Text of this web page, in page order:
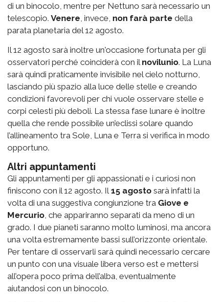
di un binocolo, mentre per Nettuno sarà necessario un
telescopio. Venere , invece, non farà parte della
parata planetaria del 12 agosto.
Il 12 agosto sarà inoltre un'occasione fortunata per gli
osservatori perché coinciderà con il novilunio. La Luna
sarà quindi praticamente invisibile nel cielo notturno,
lasciando più spazio alla luce delle stelle e creando
condizioni favorevoli per chi vuole osservare stelle e
corpi celesti più deboli. La stessa fase lunare è inoltre
quella che rende possibile un’eclissi solare quando
l’allineamento tra Sole, Luna e Terra si verifica in modo
opportuno.
Altri appuntamenti
Gli appuntamenti per gli appassionati e i curiosi non
finiscono con il 12 agosto. Il 15 agosto sarà infatti la
volta di una suggestiva congiunzione tra Giove e
Mercurio , che appariranno separati da meno di un
grado. I due pianeti saranno molto luminosi, ma ancora
una volta estremamente bassi sull’orizzonte orientale.
Per tentare di osservarli sarà quindi necessario cercare
un punto con una visuale libera verso est e mettersi
all’opera poco prima dell’alba, eventualmente
aiutandosi con un binocolo.